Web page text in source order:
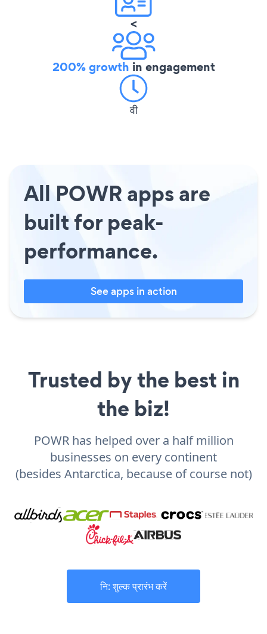
<
200% growth in engagement
वी
All POWR apps are
built for peak-
performance.
See apps in action
Trusted by the best in
the biz!
POWR has helped over a half million
businesses on every continent
(besides Antarctica, because of course not)
नि: शुल्क प्रारंभ करें